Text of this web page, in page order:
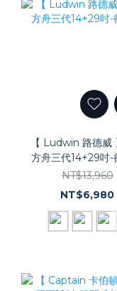
【 Ludwin 路德威
方舟三代14+29吋-
NT$13,960
NT$6,980